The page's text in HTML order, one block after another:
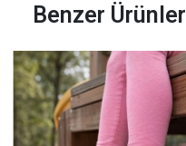
Benzer Ürünler